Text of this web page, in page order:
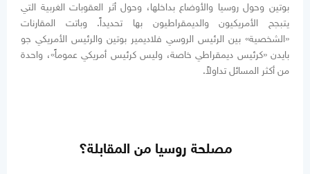
بوتين وحول روسيا والأوضاع بداخلها، وحول أثر العقوبات الغربية التي
يتبجح الأمريكيون والديمقراطيون بها تحديداً. وباتت المقارنات
«الشخصية» بين الرئيس الروسي فلاديمير بوتين والرئيس الأمريكي جو
بايدن «كرئيس ديمقراطي خاصة، وليس كرئيس أمريكي عموماً»، واحدة
من أكثر المسائل تداولاً.
مصلحة روسيا من المقابلة؟